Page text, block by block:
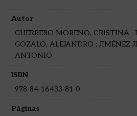
Autor
GUERRERO MORENO, CRISTINA ;
GOZALO, ALEJANDRO ; JIMÉNEZ
ANTONIO
ISBN
978-84-16433-81-0
Páginas